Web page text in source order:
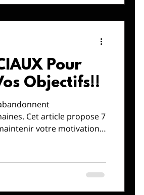
Pour
Objectifs!!
Cet article propose 7
votre motivation à
la visualisation,
l'entraînement avec un
cela pour votre